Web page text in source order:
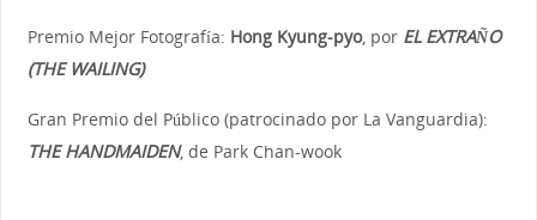
Premio Mejor Fotografía: Hong Kyung-pyo, por EL EXTRAÑO
(THE WAILING)
Gran Premio del Público (patrocinado por La Vanguardia):
THE HANDMAIDEN, de Park Chan-wook